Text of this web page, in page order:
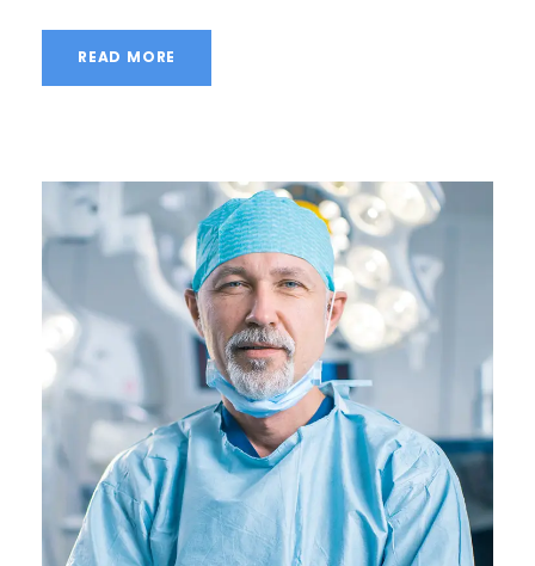
READ MORE